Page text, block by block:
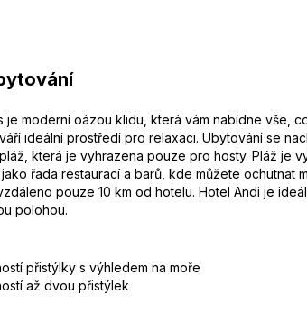
je moderní oázou klidu, která vám nabídne
ideální prostředí pro relaxaci. Ubytování se
která je vyhrazena pouze pro hosty. Pláž je
řada restaurací a barů, kde můžete ochutnat
pouze 10 km od hotelu. Hotel Andi je
polohou.
přistýlky s výhledem na moře
až dvou přistýlek